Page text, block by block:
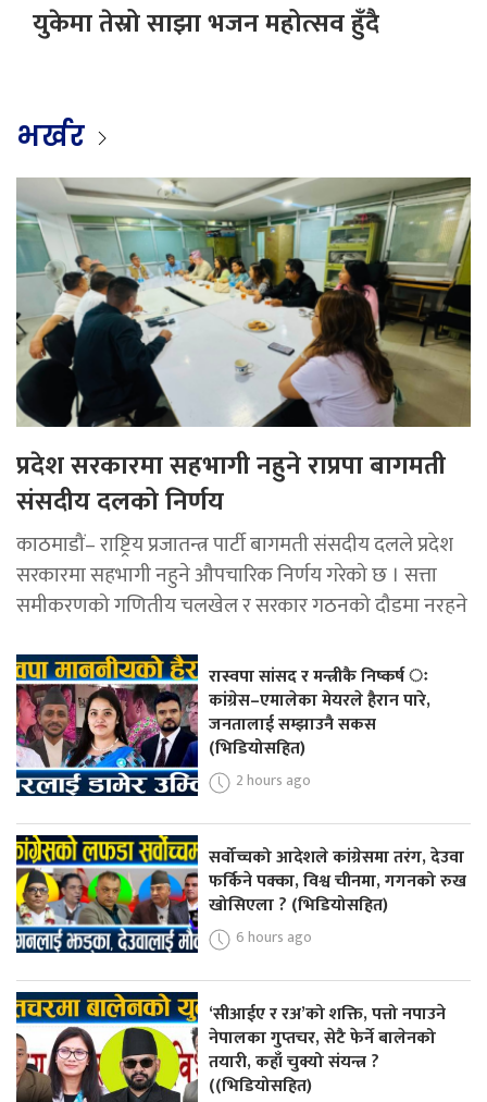
युकेमा तेस्रो साझा भजन महोत्सव हुँदै
भर्खर
प्रदेश सरकारमा सहभागी नहुने राप्रपा बागमती
संसदीय दलको निर्णय
काठमाडौं– राष्ट्रिय प्रजातन्त्र पार्टी बागमती संसदीय दलले प्रदेश
सरकारमा सहभागी नहुने औपचारिक निर्णय गरेको छ । सत्ता
समीकरणको गणितीय चलखेल र सरकार गठनको दौडमा नरहने
रास्वपा सांसद र मन्त्रीकै निष्कर्ष ः
कांग्रेस–एमालेका मेयरले हैरान पारे,
जनतालाई सम्झाउनै सकस
(भिडियोसहित)
2 hours ago
सर्वोच्चको आदेशले कांग्रेसमा तरंग, देउवा
फर्किने पक्का, विश्व चीनमा, गगनको रुख
खोसिएला ? (भिडियोसहित)
6 hours ago
‘सीआईए र रअ’को शक्ति, पत्तो नपाउने
नेपालका गुप्तचर, सेटै फेर्ने बालेनको
तयारी, कहाँ चुक्यो संयन्त्र ?
((भिडियोसहित)